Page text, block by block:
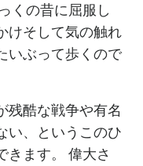
くの昔に屈服し
けそして気の触れ
いぶって歩くので
残酷な戦争や有名
い、というこのひ
きます。 偉大さ